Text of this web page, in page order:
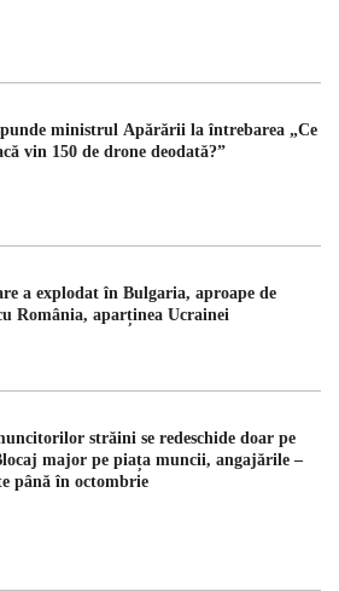
ministrul Apărării la întrebarea „Ce
vin 150 de drone deodată?”
a explodat în Bulgaria, aproape de
România, aparținea Ucrainei
străini se redeschide doar pe
major pe piața muncii, angajările –
până în octombrie